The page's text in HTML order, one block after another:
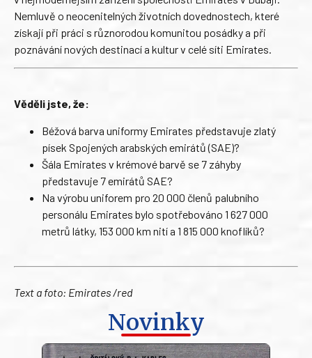
Nemluvě o neocenitelných životních dovednostech, které
získají při práci s různorodou komunitou posádky a při
poznávání nových destinací a kultur v celé síti Emirates.
Věděli jste, že:
Béžová barva uniformy Emirates představuje zlatý
písek Spojených arabských emirátů (SAE)?
Šála Emirates v krémové barvě se 7 záhyby
představuje 7 emirátů SAE?
Na výrobu uniforem pro 20 000 členů palubního
personálu Emirates bylo spotřebováno 1 627 000
metrů látky, 153 000 km nití a 1 815 000 knoflíků?
Text a foto: Emirates /red
Novinky